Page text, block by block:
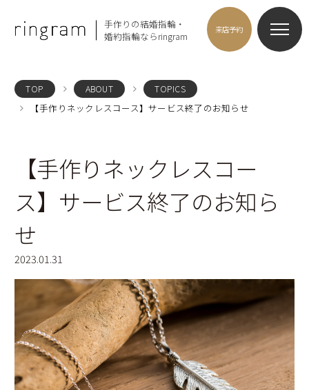
手作りの結婚指輪・
婚約指輪ならringram
来店予約
TOP ABOUT
TOPICS
【手作りネックレスコース】サービス終了のお知らせ
【手作りネックレスコー
ス】サービス終了のお知ら
せ
2023.01.31